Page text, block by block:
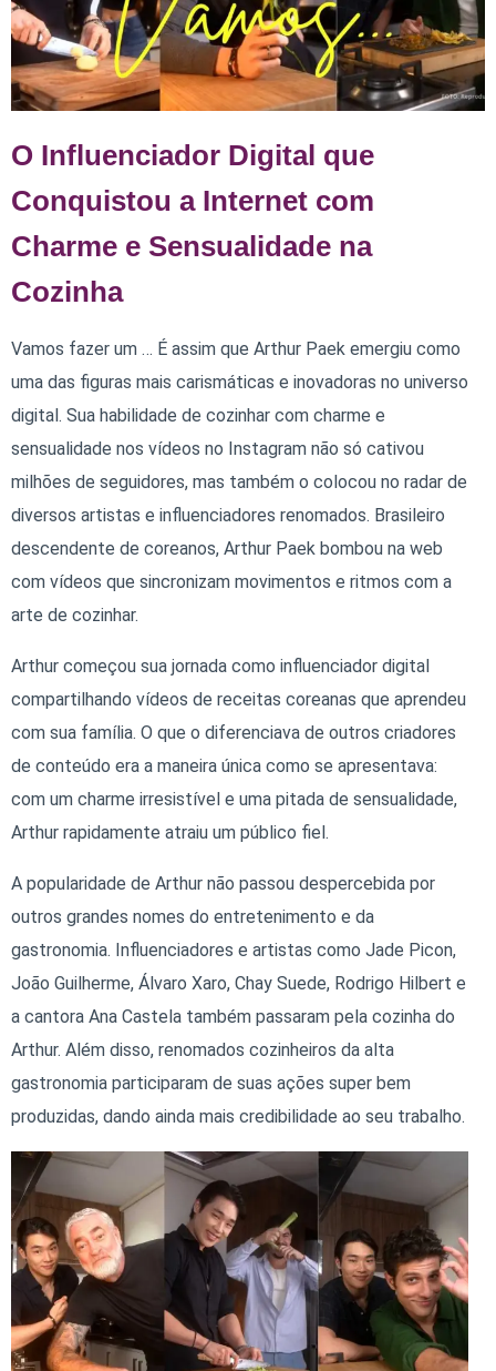
O Influenciador Digital que
Conquistou a Internet com
Charme e Sensualidade na
Cozinha
Vamos fazer um … É assim que Arthur Paek emergiu como
uma das figuras mais carismáticas e inovadoras no universo
digital. Sua habilidade de cozinhar com charme e
sensualidade nos vídeos no Instagram não só cativou
milhões de seguidores, mas também o colocou no radar de
diversos artistas e influenciadores renomados. Brasileiro
descendente de coreanos, Arthur Paek bombou na web
com vídeos que sincronizam movimentos e ritmos com a
arte de cozinhar.
Arthur começou sua jornada como influenciador digital
compartilhando vídeos de receitas coreanas que aprendeu
com sua família. O que o diferenciava de outros criadores
de conteúdo era a maneira única como se apresentava:
com um charme irresistível e uma pitada de sensualidade,
Arthur rapidamente atraiu um público fiel.
A popularidade de Arthur não passou despercebida por
outros grandes nomes do entretenimento e da
gastronomia. Influenciadores e artistas como Jade Picon,
João Guilherme, Álvaro Xaro, Chay Suede, Rodrigo Hilbert e
a cantora Ana Castela também passaram pela cozinha do
Arthur. Além disso, renomados cozinheiros da alta
gastronomia participaram de suas ações super bem
produzidas, dando ainda mais credibilidade ao seu trabalho.